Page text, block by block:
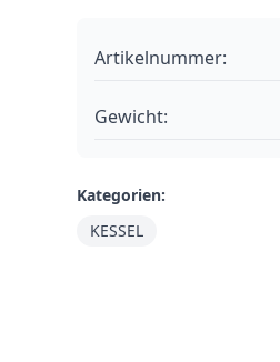
Artikelnummer:
Gewicht:
Kategorien:
KESSEL